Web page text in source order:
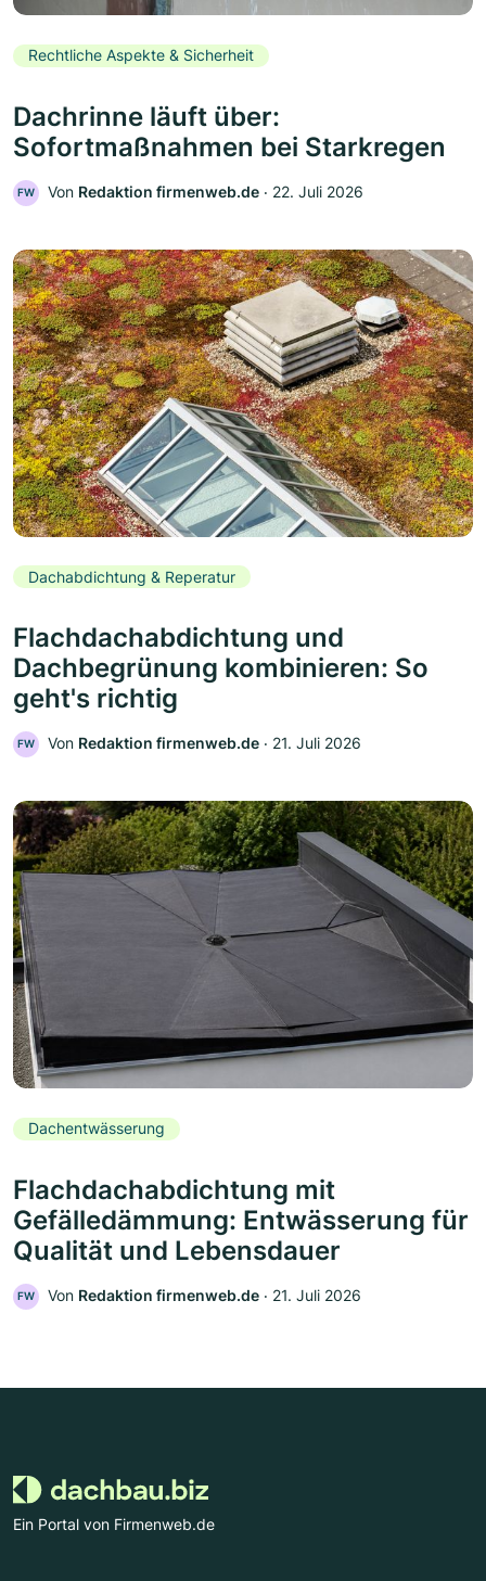
Rechtliche Aspekte & Sicherheit
Dachrinne läuft über:
Sofortmaßnahmen bei Starkregen
FW Von Redaktion firmenweb.de ‧ 22. Juli 2026
Dachabdichtung & Reperatur
Flachdachabdichtung und
Dachbegrünung kombinieren: So
geht's richtig
FW Von Redaktion firmenweb.de ‧ 21. Juli 2026
Dachentwässerung
Flachdachabdichtung mit
Gefälledämmung: Entwässerung für
Qualität und Lebensdauer
FW Von Redaktion firmenweb.de ‧ 21. Juli 2026
Ein Portal von Firmenweb.de